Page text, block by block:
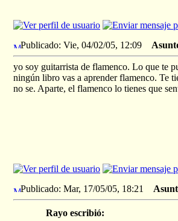
Publicado: Vie, 04/02/05, 12:09
yo soy guitarrista de flamenco. Lo que te
ningún libro vas a aprender flamenco. Te
no se. Aparte, el flamenco lo tienes que
Publicado: Mar, 17/05/05, 18:21
Rayo escribió: